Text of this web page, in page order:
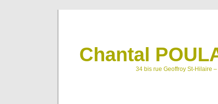
Chantal
34 bis rue Geoffroy St-Hilaire